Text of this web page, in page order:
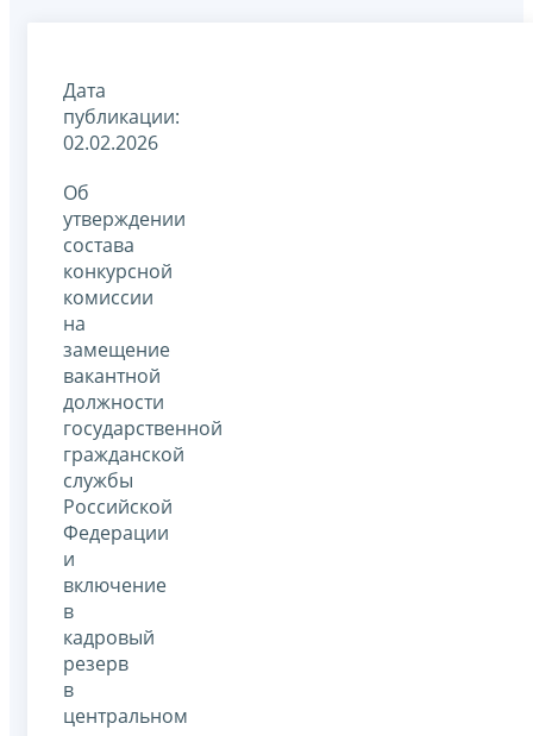
Дата
публикации:
02.02.2026
Об
утверждении
состава
конкурсной
комиссии
на
замещение
вакантной
должности
государственной
гражданской
службы
Российской
Федерации
и
включение
в
кадровый
резерв
в
центральном